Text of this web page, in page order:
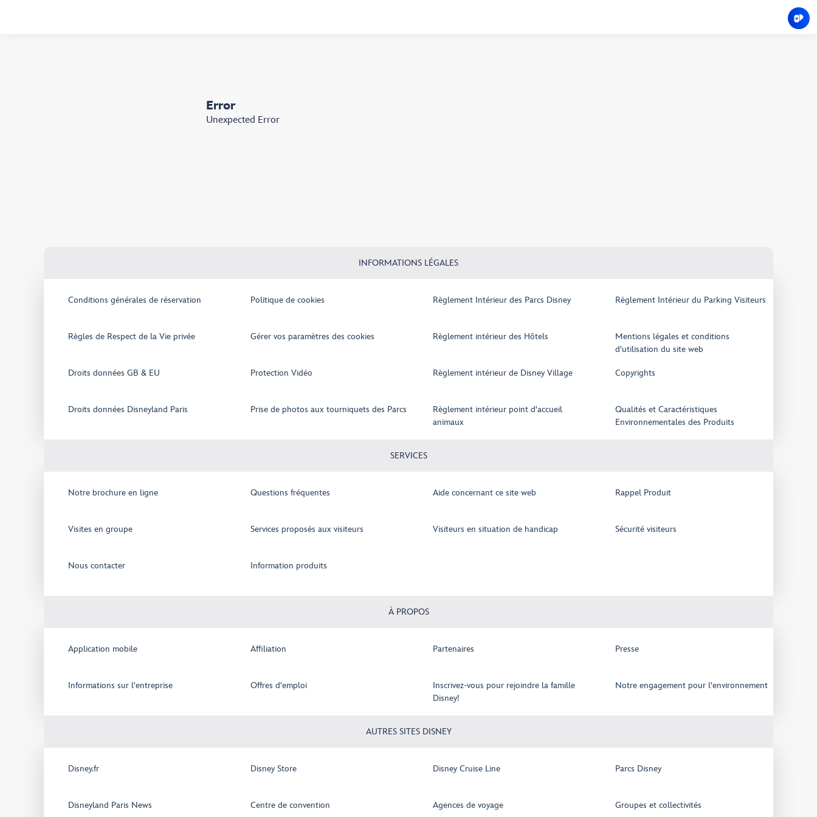
Error
Unexpected Error
INFORMATIONS LÉGALES
Conditions générales de réservation Politique de cookies Règlement Intérieur des Parcs Disney Règlement Intérieur du Parking Visiteurs
Règles de Respect de la Vie privée Gérer vos paramètres des cookies Règlement intérieur des Hôtels
Mentions légales et conditions
d'utilisation du site web
Droits données GB & EU Protection Vidéo Règlement intérieur de Disney Village Copyrights
Droits données Disneyland Paris Prise de photos aux tourniquets des Parcs​
Règlement intérieur point d'accueil
animaux
Qualités et Caractéristiques
Environnementales des Produits
SERVICES
Notre brochure en ligne Questions fréquentes Aide concernant ce site web Rappel Produit
Visites en groupe Services proposés aux visiteurs Visiteurs en situation de handicap Sécurité visiteurs
Nous contacter Information produits
À PROPOS
Application mobile Affiliation Partenaires Presse
Informations sur l'entreprise Offres d'emploi
Inscrivez-vous pour rejoindre la famille
Disney!
Notre engagement pour l'environnement
AUTRES SITES DISNEY
Disney.fr Disney Store Disney Cruise Line Parcs Disney
Disneyland Paris News Centre de convention Agences de voyage Groupes et collectivités